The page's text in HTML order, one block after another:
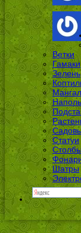
Ветки
Гамаки
Зелень
Статуи
Шатры